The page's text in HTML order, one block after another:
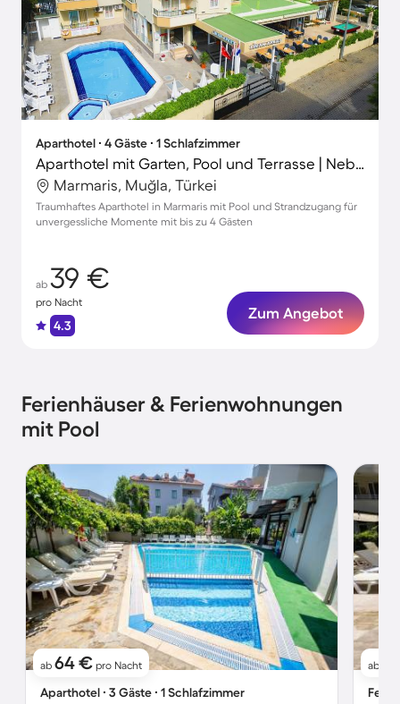
Aparthotel ∙ 4 Gäste ∙ 1 Schlafzimmer
Aparthotel mit Garten, Pool und Terrasse | Neben dem Strand
Marmaris, Muğla, Türkei
Traumhaftes Aparthotel in Marmaris mit Pool und Strandzugang für
unvergessliche Momente mit bis zu 4 Gästen
ab 39 €
pro Nacht
4.3
Zum Angebot
Ferienhäuser & Ferienwohnungen
mit Pool
ab 64 € pro Nacht
Aparthotel ∙ 3 Gäste ∙ 1 Schlafzimmer
ab